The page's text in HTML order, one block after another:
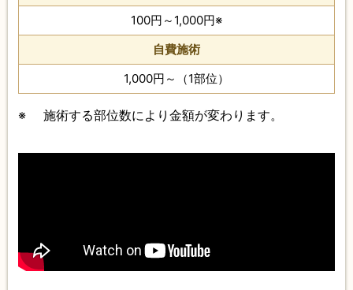
100円～1,000円※
自費施術
1,000円～（1部位）
※ 施術する部位数により金額が変わります。